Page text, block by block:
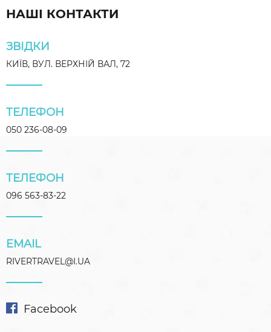
НАШІ КОНТАКТИ
ЗВІДКИ
КИЇВ, ВУЛ. ВЕРХНІЙ ВАЛ, 72
ТЕЛЕФОН
050 236-08-09
ТЕЛЕФОН
096 563-83-22
EMAIL
RIVERTRAVEL@I.UA
Facebook